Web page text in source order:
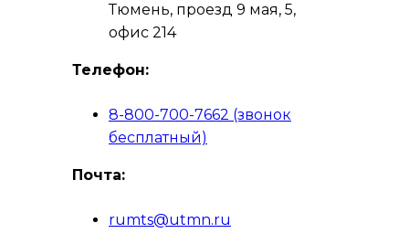
Тюмень, проезд 9 мая, 5,
офис 214
Телефон:
8-800-700-7662 (звонок
бесплатный)
Почта:
rumts@utmn.ru